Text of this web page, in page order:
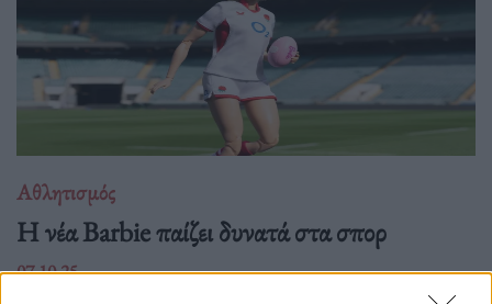
Αθλητισμός
Η νέα Barbie παίζει δυνατά στα σπορ
07.10.25